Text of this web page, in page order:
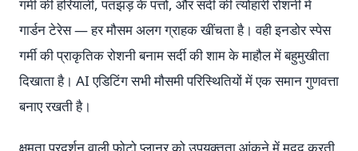
गर्मी की हरियाली, पतझड़ के पत्तों, और सर्दी की त्योहारी रोशनी में
गार्डन टेरेस — हर मौसम अलग ग्राहक खींचता है। वही इनडोर स्पेस
गर्मी की प्राकृतिक रोशनी बनाम सर्दी की शाम के माहौल में बहुमुखीता
दिखाता है। AI एडिटिंग सभी मौसमी परिस्थितियों में एक समान गुणवत्ता
बनाए रखती है।